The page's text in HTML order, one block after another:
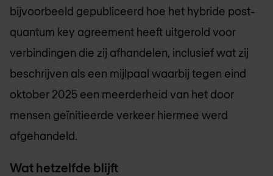
bijvoorbeeld gepubliceerd hoe het hybride post-
quantum key agreement heeft uitgerold voor
verbindingen die zij afhandelen, inclusief wat zij
beschrijven als een mijlpaal waarbij tegen eind
oktober 2025 een meerderheid van het door
mensen geïnitieerde verkeer hiermee werd
afgehandeld.
Wat hetzelfde blijft